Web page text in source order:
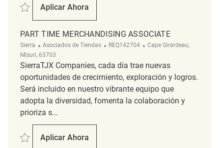
Salvar Merchandising Associate REQ139994
Aplicar Ahora
Merchandising Associate
PART TIME MERCHANDISING ASSOCIATE
Sierra Categoría
Asociados de Tiendas ReqId
REQ142704 Ubicación
Cape Girardeau,
Misuri, 63703
SierraTJX Companies, cada día trae nuevas
oportunidades de crecimiento, exploración y logros.
Será incluido en nuestro vibrante equipo que
adopta la diversidad, fomenta la colaboración y
prioriza s...
Salvar Part Time Merchandising Associate REQ142704
Aplicar Ahora
Part Time Merchandising Associate